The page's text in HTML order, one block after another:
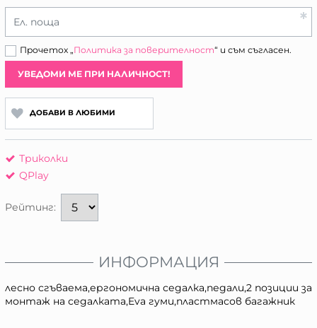
Ел. поща
Прочетох „Политика за поверителност“ и съм съгласен.
УВЕДОМИ МЕ ПРИ НАЛИЧНОСТ!
ДОБАВИ В ЛЮБИМИ
Триколки
QPlay
Рейтинг:
ИНФОРМАЦИЯ
лесно сгъваема,ергономична седалка,педали,2 позиции за
монтаж на седалката,Eva гуми,пластмасов багажник